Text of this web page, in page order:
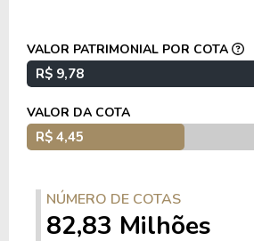
VALOR PATRIMONIAL POR COTA
R$ 9,78
VALOR DA COTA
R$ 4,45
NÚMERO DE COTAS
82,83 Milhões